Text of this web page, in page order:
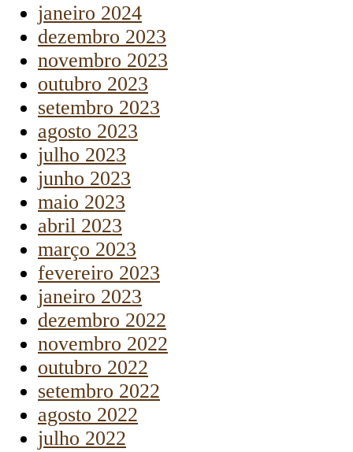
janeiro 2024
dezembro 2023
novembro 2023
outubro 2023
setembro 2023
agosto 2023
julho 2023
junho 2023
maio 2023
abril 2023
março 2023
fevereiro 2023
janeiro 2023
dezembro 2022
novembro 2022
outubro 2022
setembro 2022
agosto 2022
julho 2022